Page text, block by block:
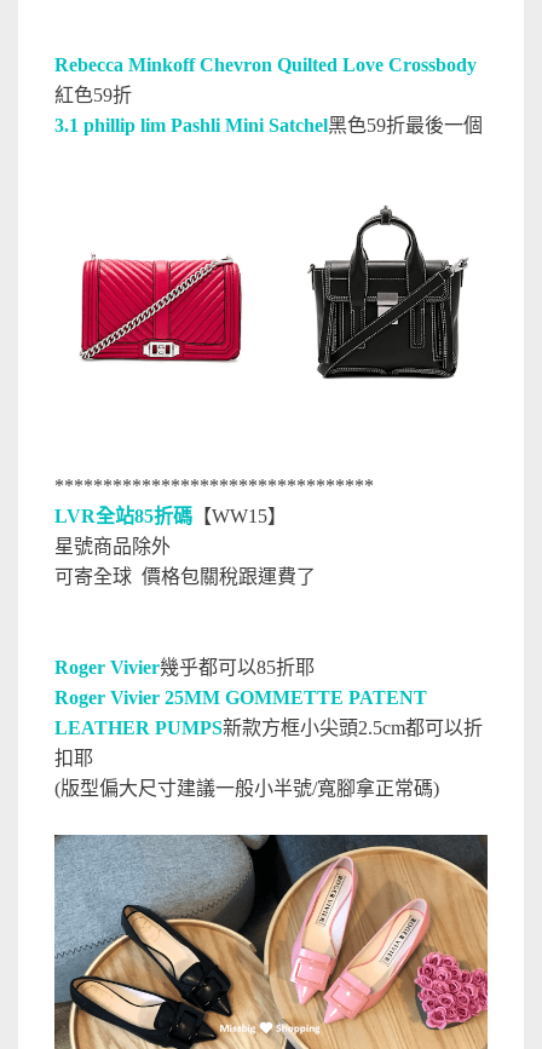
Rebecca Minkoff Chevron Quilted Love Crossbody
紅色59折
3.1 phillip lim Pashli Mini Satchel黑色59折最後一個
*********************************
LVR全站85折碼 【WW15】
星號商品除外
可寄全球 價格包關稅跟運費了
Roger Vivier幾乎都可以85折耶
Roger Vivier 25MM GOMMETTE PATENT
LEATHER PUMPS新款方框小尖頭2.5cm都可以折
扣耶
(版型偏大尺寸建議一般小半號/寬腳拿正常碼)